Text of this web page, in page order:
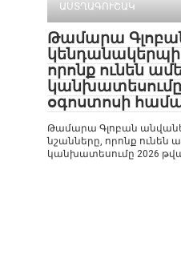
ԱՍՏՂԱԳՈՒՇԱԿ
Թամարա
կենդանակերպի
որոնք ունեն
օգոստոսի
Թամարա Գլոբան
նշանները, որոնք ունեն
կանխատեսումը 2026